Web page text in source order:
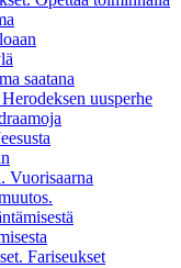
saatana
uusperhe
Vuorisaarna
Fariseukset